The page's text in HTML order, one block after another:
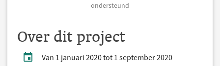
ondersteund
Over dit project
Van 1 januari 2020 tot 1 september 2020